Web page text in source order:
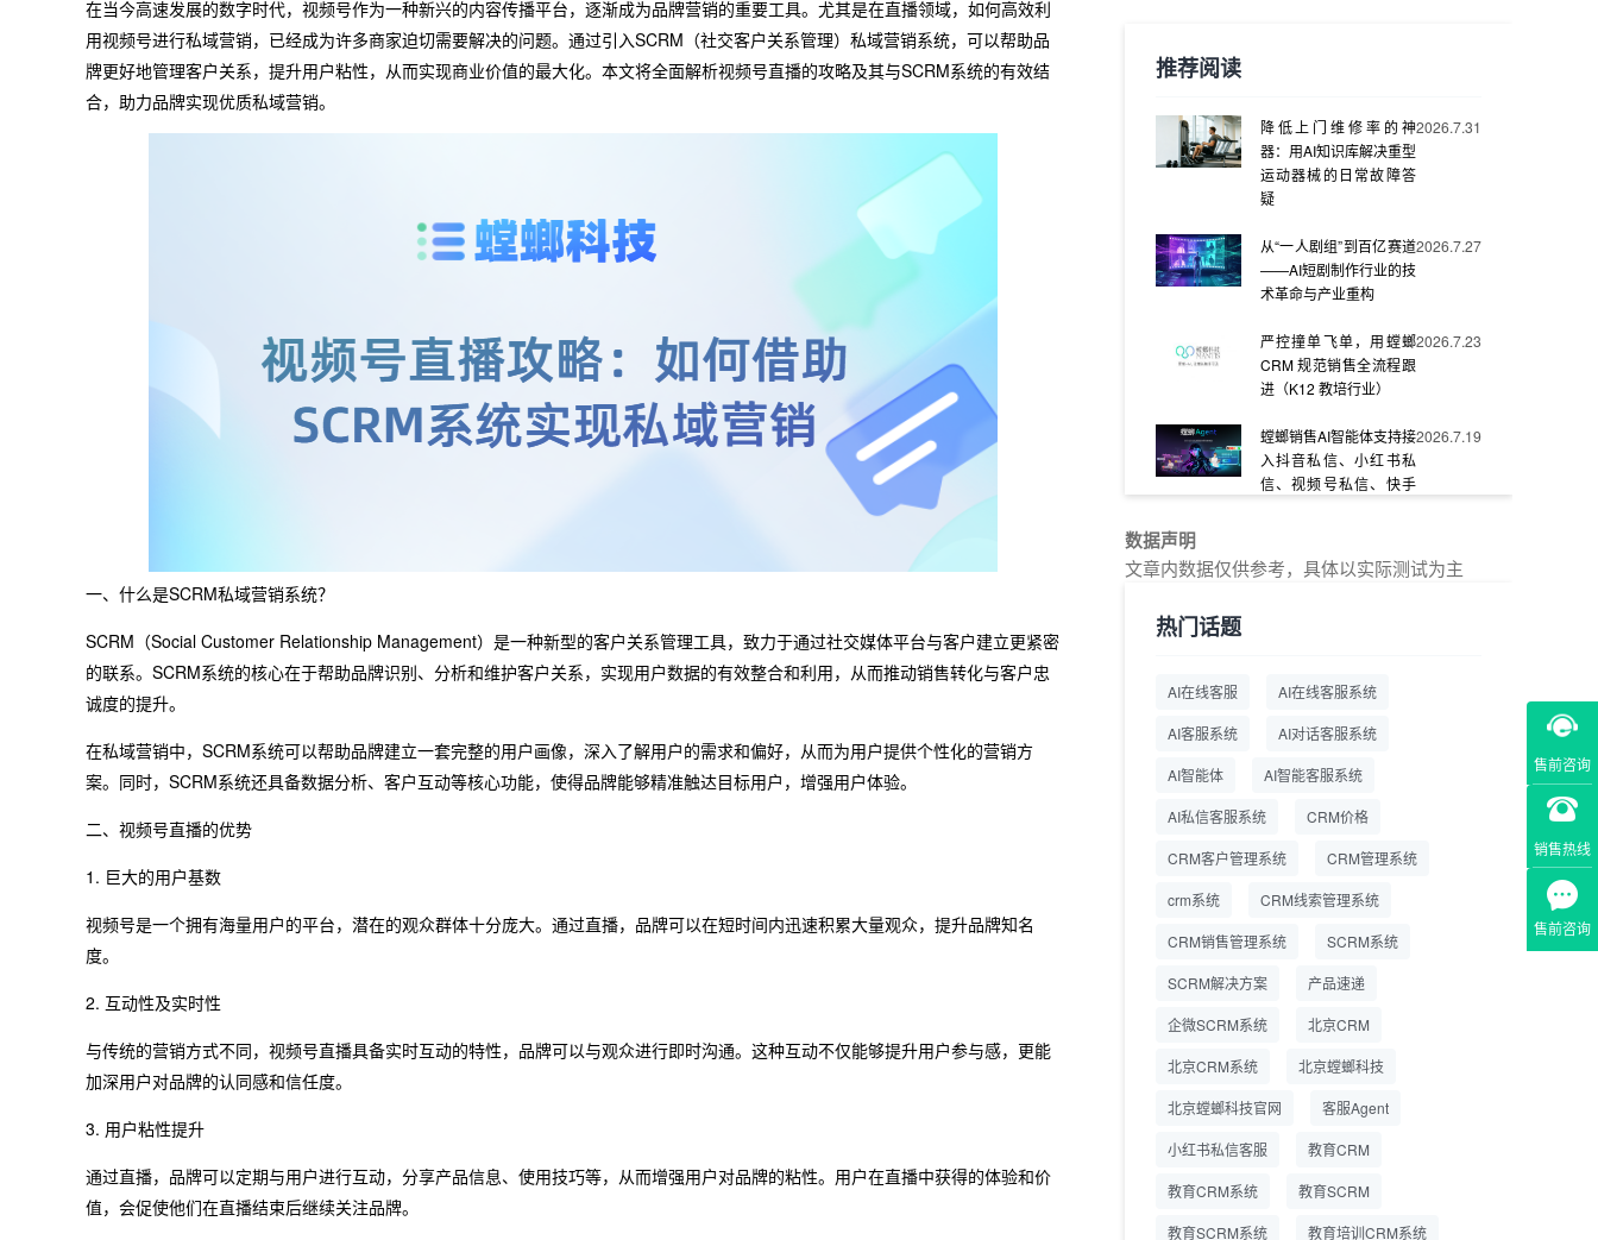
售前咨询
销售热线
售前咨询
在当今高速发展的数字时代，视频号作为一种新兴的内容传播平台，逐渐成为品牌营销的重要工具。尤其是在直播领域，如何高效利
用视频号进行私域营销，已经成为许多商家迫切需要解决的问题。通过引入SCRM（社交客户关系管理）私域营销系统，可以帮助品
牌更好地管理客户关系，提升用户粘性，从而实现商业价值的最大化。本文将全面解析视频号直播的攻略及其与SCRM系统的有效结
合，助力品牌实现优质私域营销。
一、什么是SCRM私域营销系统？
SCRM（Social Customer Relationship Management）是一种新型的客户关系管理工具，致力于通过社交媒体平台与客户建立更紧密
的联系。SCRM系统的核心在于帮助品牌识别、分析和维护客户关系，实现用户数据的有效整合和利用，从而推动销售转化与客户忠
诚度的提升。
在私域营销中，SCRM系统可以帮助品牌建立一套完整的用户画像，深入了解用户的需求和偏好，从而为用户提供个性化的营销方
案。同时，SCRM系统还具备数据分析、客户互动等核心功能，使得品牌能够精准触达目标用户，增强用户体验。
二、视频号直播的优势
1. 巨大的用户基数
视频号是一个拥有海量用户的平台，潜在的观众群体十分庞大。通过直播，品牌可以在短时间内迅速积累大量观众，提升品牌知名
度。
2. 互动性及实时性
与传统的营销方式不同，视频号直播具备实时互动的特性，品牌可以与观众进行即时沟通。这种互动不仅能够提升用户参与感，更能
加深用户对品牌的认同感和信任度。
3. 用户粘性提升
通过直播，品牌可以定期与用户进行互动，分享产品信息、使用技巧等，从而增强用户对品牌的粘性。用户在直播中获得的体验和价
值，会促使他们在直播结束后继续关注品牌。
推荐阅读
降低上门维修率的神
器：用AI知识库解决重型
运动器械的日常故障答
疑
2026.7.31
从“一人剧组”到百亿赛道
——AI短剧制作行业的技
术革命与产业重构
2026.7.27
严控撞单飞单，用螳螂
CRM 规范销售全流程跟
进（K12 教培行业）
2026.7.23
螳螂销售AI智能体支持接
入抖音私信、小红书私
信、视频号私信、快手
2026.7.19
螳螂系统专为K12/职业
交：螳螂科技销售AI智能
一站式SCRM系统企微
全流程
商用SCRM系统企微工
营成本
2026.7.14
企业微信 私域用户精细
螳螂教育CRM助力教培
机构精细化运营
数据声明
文章内数据仅供参考，具体以实际测试为主
热门话题
AI在线客服 AI在线客服系统
AI客服系统 AI对话客服系统
AI智能体 AI智能客服系统
AI私信客服系统 CRM价格
CRM客户管理系统 CRM管理系统
crm系统 CRM线索管理系统
CRM销售管理系统 SCRM系统
SCRM解决方案 产品速递
企微SCRM系统 北京CRM
北京CRM系统 北京螳螂科技
北京螳螂科技官网 客服Agent
小红书私信客服 教育CRM
教育CRM系统 教育SCRM
教育SCRM系统 教育培训CRM系统